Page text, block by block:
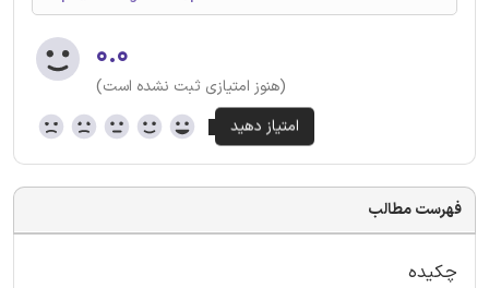
۰.۰
(هنوز امتیازی ثبت نشده است)
فهرست مطالب
چکیده